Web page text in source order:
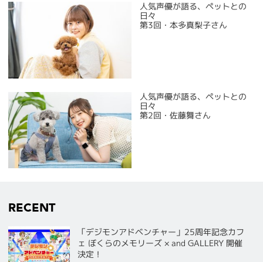
人気声優が語る、ペットとの
日々
第3回・本多真梨子さん
人気声優が語る、ペットとの
日々
第2回・佐藤舞さん
RECENT
「デジモンアドベンチャー」25周年記念カフ
ェ ぼくらのメモリーズ × and GALLERY 開催
決定！